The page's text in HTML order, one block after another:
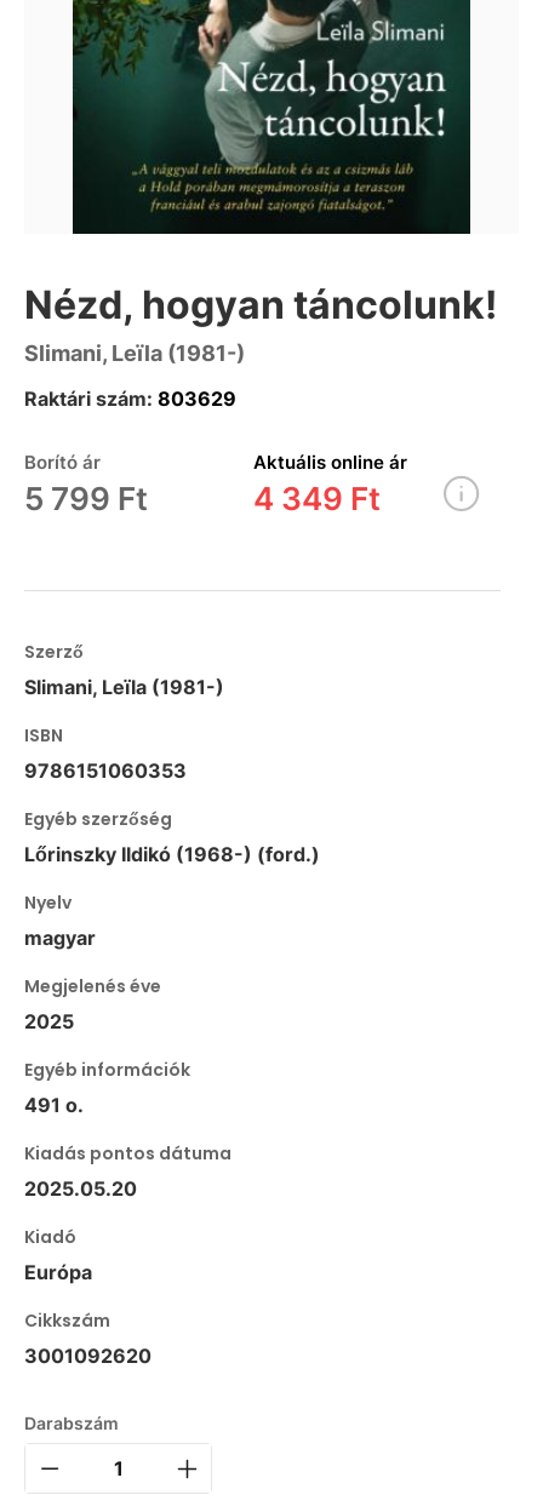
Nézd, hogyan táncolunk!
Slimani, Leïla (1981-)
Raktári szám: 803629
Borító ár
5 799 Ft
Aktuális online ár
4 349 Ft
Szerző
Slimani, Leïla (1981-)
ISBN
9786151060353
Egyéb szerzőség
Lőrinszky Ildikó (1968-) (ford.)
Nyelv
magyar
Megjelenés éve
2025
Egyéb információk
491 o.
Kiadás pontos dátuma
2025.05.20
Kiadó
Európa
Cikkszám
3001092620
Darabszám